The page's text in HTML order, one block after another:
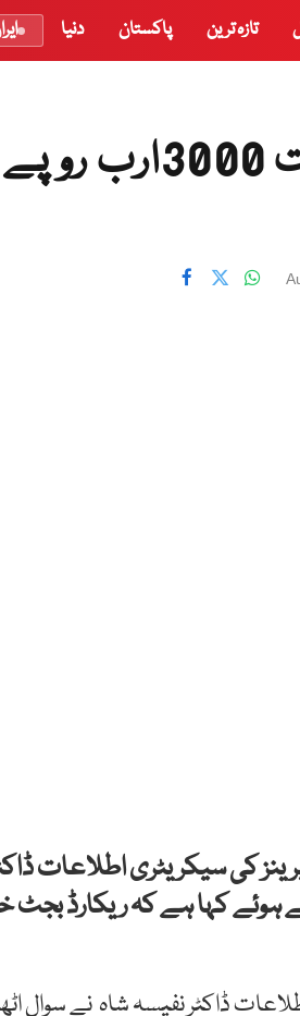
تازہ ترین پاکستان دنیا
’ سلیکٹڈ
کی سیکریٹری اطلاعات
کہا ہے کہ ریکارڈ بجٹ